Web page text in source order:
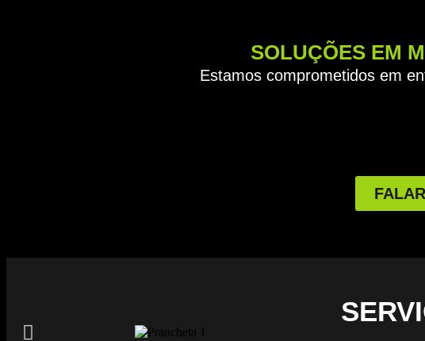
SOLUÇÕES EM
Estamos comprometidos em